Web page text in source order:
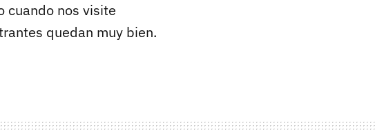
cuando nos visite
quedan muy bien.